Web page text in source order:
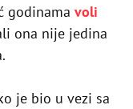
godinama voli
ona nije jedina
je bio u vezi sa